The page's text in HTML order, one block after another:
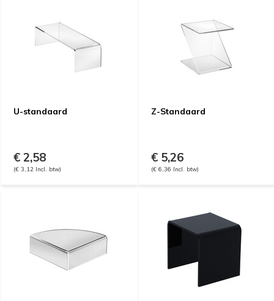
U-standaard
€ 2,58
(€ 3,12 Incl. btw)
Z-Standaard
€ 5,26
(€ 6,36 Incl. btw)